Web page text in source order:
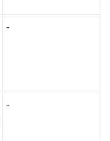
-
-